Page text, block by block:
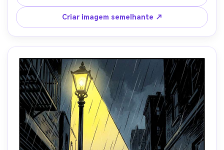
científica, pose confiante adorável, composição
semelhante a um pôster, lente de 85mm, profundidade de
campo rasa, iluminação cinematográfica suave-AR 4:5
Criar imagem semelhante ↗